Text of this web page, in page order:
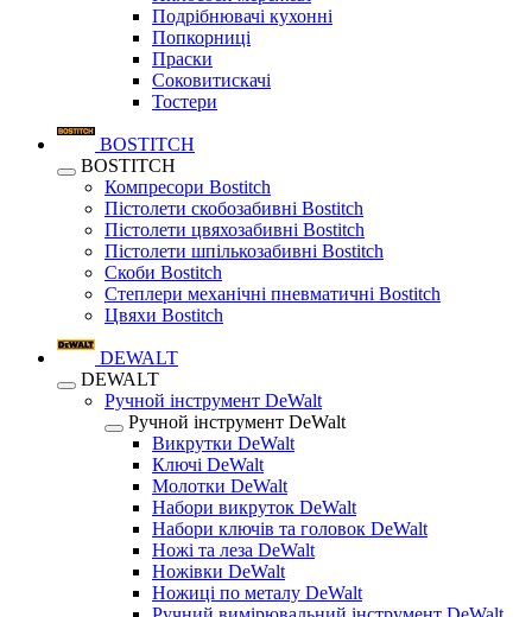
Подрібнювачі кухонні
Попкорниці
Праски
Соковитискачі
Тостери
BOSTITCH
BOSTITCH
Компресори Bostitch
Пістолети скобозабивні Bostitch
Пістолети цвяхозабивні Bostitch
Пістолети шпількозабивні Bostitch
Скоби Bostitch
Степлери механічні пневматичні Bostitch
Цвяхи Bostitch
DEWALT
DEWALT
Ручной інструмент DeWalt
Ручной інструмент DeWalt
Викрутки DeWalt
Ключі DeWalt
Молотки DeWalt
Набори викруток DeWalt
Набори ключів та головок DeWalt
Ножі та леза DeWalt
Ножівки DeWalt
Ножиці по металу DeWalt